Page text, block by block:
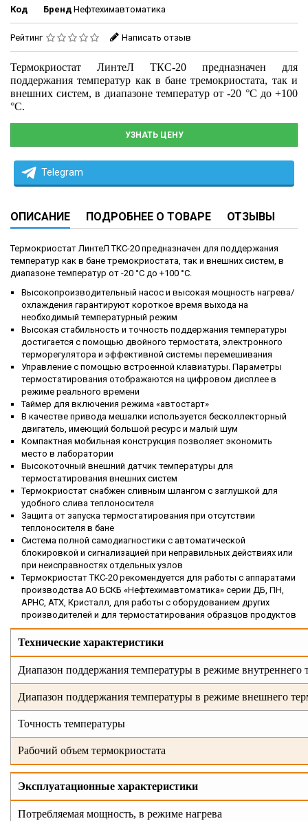
Код Бренд Нефтехимавтоматика
Рейтинг Написать отзыв
Термокриостат ЛинтеЛ ТКС-20 предназначен для
поддержания температур как в бане тремокриостата, так и
внешних систем, в диапазоне температур от -20 °С до +100
°C.
УЗНАТЬ ЦЕНУ
Telegram
ОПИСАНИЕ ПОДРОБНЕЕ О ТОВАРЕ ОТЗЫВЫ
Термокриостат ЛинтеЛ ТКС-20 предназначен для поддержания
температур как в бане тремокриостата, так и внешних систем, в
диапазоне температур от -20 °С до +100 °C.
Высокопроизводительный насос и высокая мощность нагрева/
охлаждения гарантируют короткое время выхода на
необходимый температурный режим
Высокая стабильность и точность поддержания температуры
достигается с помощью двойного термостата, электронного
терморегулятора и эффективной системы перемешивания
Управление с помощью встроенной клавиатуры. Параметры
термостатирования отображаются на цифровом дисплее в
режиме реального времени
Таймер для включения режима «автостарт»
В качестве привода мешалки используется бесколлекторный
двигатель, имеющий большой ресурс и малый шум
Компактная мобильная конструкция позволяет экономить
место в лаборатории
Высокоточный внешний датчик температуры для
термостатирования внешних систем
Термокриостат снабжен сливным шлангом с заглушкой для
удобного слива теплоносителя
Защита от запуска термостатирования при отсутствии
теплоносителя в бане
Система полной самодиагностики с автоматической
блокировкой и сигнализацией при неправильных действиях или
при неисправностях отдельных узлов
Термокриостат ТКС-20 рекомендуется для работы с аппаратами
производства АО БСКБ «Нефтехимавтоматика» серии ДБ, ПН,
АРНС, АТХ, Кристалл, для работы с оборудованием других
производителей и для термостатирования образцов продуктов
Технические характеристики
Диапазон поддержания температуры в режиме внутреннего
Диапазон поддержания температуры в режиме внешнего
Точность температуры
Рабочий объем термокриостата
Эксплуатационные характеристики
Потребляемая мощность, в режиме нагрева